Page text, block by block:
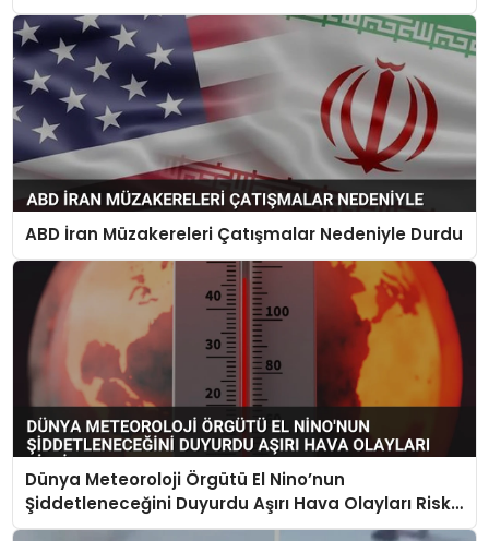
ABD İran Müzakereleri Çatışmalar Nedeniyle Durdu
Dünya Meteoroloji Örgütü El Nino’nun
Şiddetleneceğini Duyurdu Aşırı Hava Olayları Riski
Artıyor